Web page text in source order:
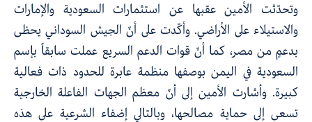
وتحدّثت الأمين عقبها عن استثمارات السعودية والإمارات
والاستيلاء على الأراضي. وأكّدت على أنّ الجيش السوداني يحظى
بدعمٍ من مصر، كما أنّ قوات الدعم السريع عملت سابقاً بإسم
السعودية في اليمن بوصفها منظمة عابرة للحدود ذات فعالية
كبيرة. وأشارت الأمين إلى أنّ معظم الجهات الفاعلة الخارجية
تسعى إلى حماية مصالحها، وبالتالي إضفاء الشرعية على هذه